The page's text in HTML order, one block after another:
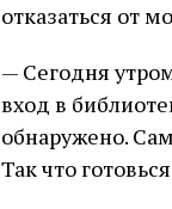
отказаться от
— Сегодня
вход в
обнаружено.
Так что